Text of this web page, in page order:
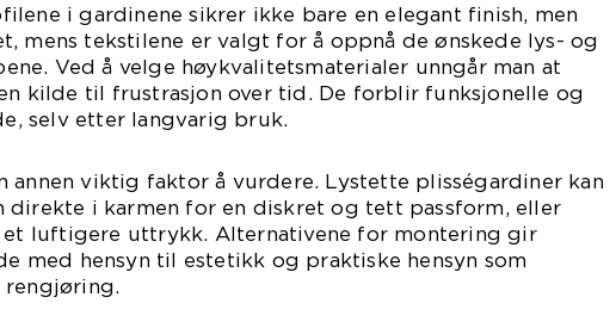
i gardinene sikrer ikke bare en elegant finish, men
mens tekstilene er valgt for å oppnå de ønskede lys- og
Ved å velge høykvalitetsmaterialer unngår man at
kilde til frustrasjon over tid. De forblir funksjonelle og
selv etter langvarig bruk.
annen viktig faktor å vurdere. Lystette plisségardiner kan
direkte i karmen for en diskret og tett passform, eller
et luftigere uttrykk. Alternativene for montering gir
med hensyn til estetikk og praktiske hensyn som